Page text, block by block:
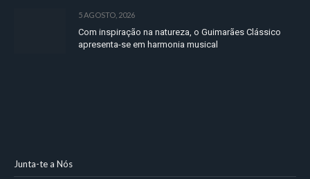
5 AGOSTO, 2026
Com inspiração na natureza, o Guimarães Clássico
apresenta-se em harmonia musical
Junta-te a Nós